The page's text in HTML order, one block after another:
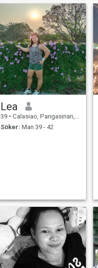
Lea
39 • Calasiao, Pangasinan, Filippinerna
Söker: Man 39 - 42